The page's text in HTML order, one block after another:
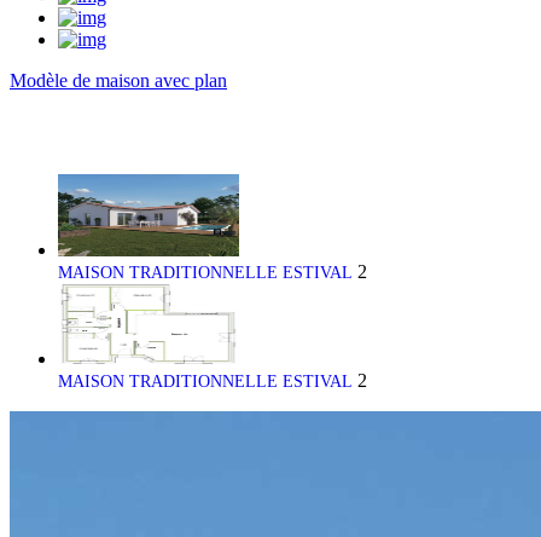
Modèle de maison avec plan
MAISON TRADITIONNELLE ESTIVAL 2
MAISON TRADITIONNELLE ESTIVAL 2